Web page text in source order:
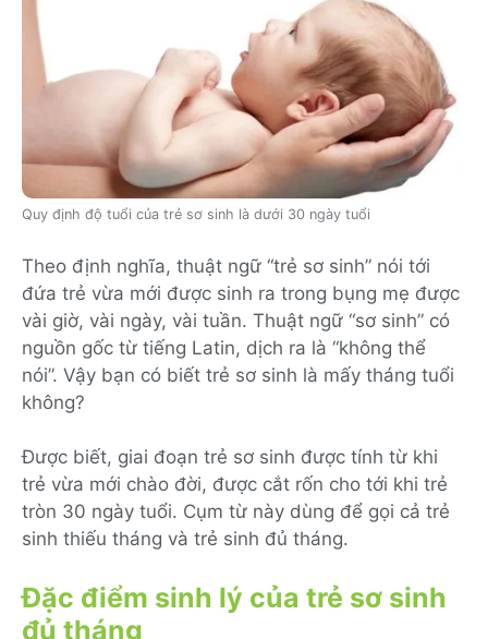
Quy định độ tuổi của trẻ sơ sinh là dưới 30 ngày tuổi
Theo định nghĩa, thuật ngữ “trẻ sơ sinh” nói tới
đứa trẻ vừa mới được sinh ra trong bụng mẹ được
vài giờ, vài ngày, vài tuần. Thuật ngữ “sơ sinh” có
nguồn gốc từ tiếng Latin, dịch ra là “không thể
nói”. Vậy bạn có biết trẻ sơ sinh là mấy tháng tuổi
không?
Được biết, giai đoạn trẻ sơ sinh được tính từ khi
trẻ vừa mới chào đời, được cắt rốn cho tới khi trẻ
tròn 30 ngày tuổi. Cụm từ này dùng để gọi cả trẻ
sinh thiếu tháng và trẻ sinh đủ tháng.
Đặc điểm sinh lý của trẻ sơ sinh
đủ tháng